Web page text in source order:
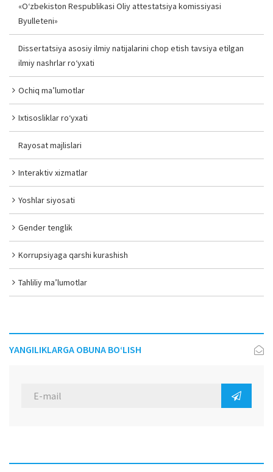
«O‘zbekiston Respublikasi Oliy attestatsiya komissiyasi
Byulleteni»
Dissertatsiya asosiy ilmiy natijalarini chop etish tavsiya etilgan
ilmiy nashrlar ro‘yxati
Ochiq ma’lumotlar
Ixtisosliklar ro‘yxati
Rayosat majlislari
Interaktiv xizmatlar
Yoshlar siyosati
Gender tenglik
Korrupsiyaga qarshi kurashish
Tahliliy ma’lumotlar
YANGILIKLARGA OBUNA BO‘LISH